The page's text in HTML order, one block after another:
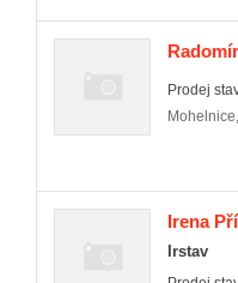
Prodej
Mohelnice,
Irena
Irstav